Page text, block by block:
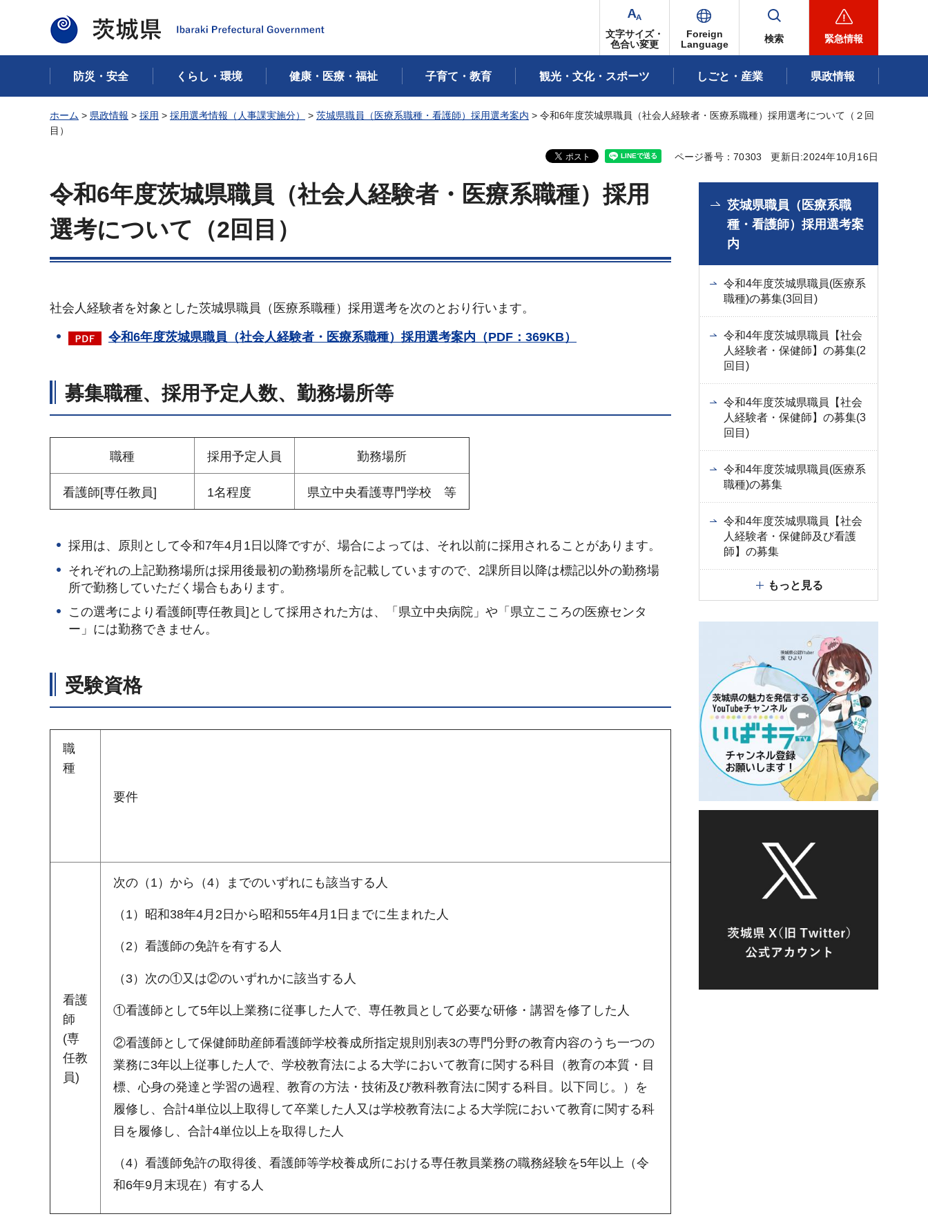
茨城県
文字サイズ・
色合い変更
Foreign
Language
検索 緊急情報
防災・安全 くらし・環境 健康・医療・福祉 子育て・教育 観光・文化・スポーツ しごと・産業 県政情報
ホーム > 県政情報 > 採用 > 採用選考情報（人事課実施分） > 茨城県職員（医療系職種・看護師）採用選考案内 > 令和6年度茨城県職員（社会人経験者・医療系職種）採用選考について（２回
目）
ページ番号：70303 更新日:2024年10月16日
令和6年度茨城県職員（社会人経験者・医療系職種）採用
選考について（2回目）
社会人経験者を対象とした茨城県職員（医療系職種）採用選考を次のとおり行います。
令和6年度茨城県職員（社会人経験者・医療系職種）採用選考案内（PDF：369KB）
募集職種、採用予定人数、勤務場所等
職種 採用予定人員 勤務場所
看護師[専任教員] 1名程度 県立中央看護専門学校 等
採用は、原則として令和7年4月1日以降ですが、場合によっては、それ以前に採用されることがあります。
それぞれの上記勤務場所は採用後最初の勤務場所を記載していますので、2課所目以降は標記以外の勤務場
所で勤務していただく場合もあります。
この選考により看護師[専任教員]として採用された方は、「県立中央病院」や「県立こころの医療センタ
ー」には勤務できません。
受験資格
職
種
要件
看護
師
(専
任教
員)
次の（1）から（4）までのいずれにも該当する人
（1）昭和38年4月2日から昭和55年4月1日までに生まれた人
（2）看護師の免許を有する人
（3）次の①又は②のいずれかに該当する人
①看護師として5年以上業務に従事した人で、専任教員として必要な研修・講習を修了した人
②看護師として保健師助産師看護師学校養成所指定規則別表3の専門分野の教育内容のうち一つの
業務に3年以上従事した人で、学校教育法による大学において教育に関する科目（教育の本質・目
標、心身の発達と学習の過程、教育の方法・技術及び教科教育法に関する科目。以下同じ。）を
履修し、合計4単位以上取得して卒業した人又は学校教育法による大学院において教育に関する科
目を履修し、合計4単位以上を取得した人
（4）看護師免許の取得後、看護師等学校養成所における専任教員業務の職務経験を5年以上（令
和6年9月末現在）有する人
茨城県職員（医療系職
種・看護師）採用選考案
内
令和4年度茨城県職員(医療系
職種)の募集(3回目)
令和4年度茨城県職員【社会
人経験者・保健師】の募集(2
回目)
令和4年度茨城県職員【社会
人経験者・保健師】の募集(3
回目)
令和4年度茨城県職員(医療系
職種)の募集
令和4年度茨城県職員【社会
人経験者・保健師及び看護
師】の募集
もっと見る